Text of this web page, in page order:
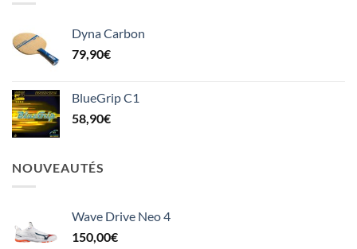
Dyna Carbon
79,90€
BlueGrip C1
58,90€
NOUVEAUTÉS
Wave Drive Neo 4
150,00€